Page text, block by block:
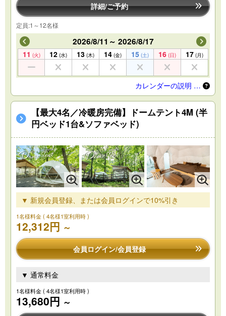
詳細/ご予約
定員:1～12名様
2026/8/11～ 2026/8/17
11 (火) 12 (水) 13 (木) 14 (金) 15 (土) 16 (日) 17 (月)
カレンダーの説明 …
【最大4名／冷暖房完備】ドームテント4M (半
円ベッド1台&ソファベッド)
▼ 新規会員登録、または会員ログインで10%引き
1名様料金( 4名様1室利用時 )
12,312円 ～
会員ログイン/会員登録
▼ 通常料金
1名様料金( 4名様1室利用時 )
13,680円 ～